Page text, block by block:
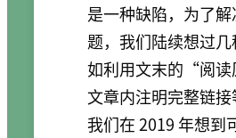
是一种缺陷，为了
题，我们陆续想过
如利用文末的“阅
文章内注明完整链接
我们在 2019 年想到